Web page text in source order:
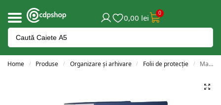
0,00 lei 0
Home / Produse / Organizare și arhivare / Folii de protecție / Mapa cu 60 folii